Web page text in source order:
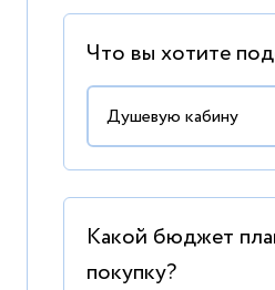
Что вы хотите
Какой бюджет
покупку?